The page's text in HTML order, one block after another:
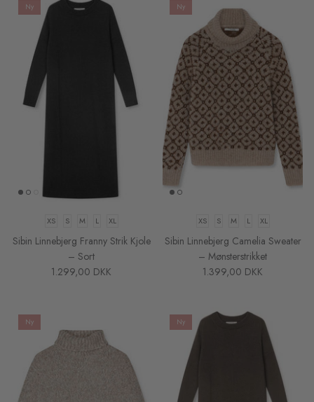
Ny
XS S M L XL
Sibin Linnebjerg Franny Strik Kjole
– Sort
1.299,00 DKK
Ny
XS S M L XL
Sibin Linnebjerg Camelia Sweater
– Mønsterstrikket
1.399,00 DKK
Ny Ny